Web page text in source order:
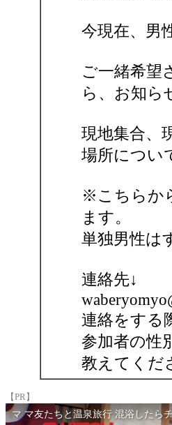
今現在、男
ご一緒希望
ら、お知ら
現地集合、
場所につい
※こちらか
ます。
単独男性は
連絡先↓
連絡をする
参加者の性
教えてくだ
【PR】